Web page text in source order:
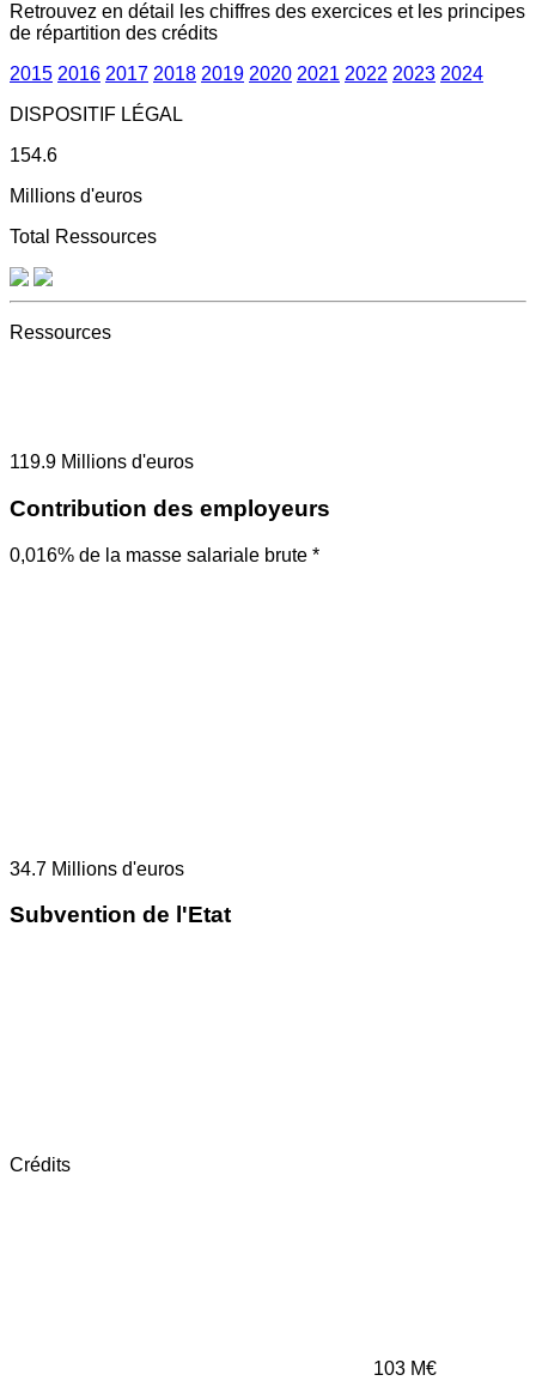
Retrouvez en détail les chiffres des exercices et les principes
de répartition des crédits
2015 2016 2017 2018 2019 2020 2021 2022 2023 2024
DISPOSITIF LÉGAL
154.6
Millions d'euros
Total Ressources
Ressources
119.9 Millions d'euros
Contribution des employeurs
0,016% de la masse salariale brute *
34.7 Millions d'euros
Subvention de l'Etat
Crédits
103 M€